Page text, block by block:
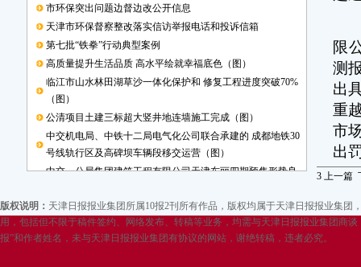
市环保突出问题边督边改公开信息
天津市环保督察整改落实信访举报电话和投诉信箱
第七批“铁拳”行动典型案例
高质量提升生活品质 高水平绘就幸福底色（图）
临江市山水林田湖草沙一体化保护和 修复工程进度突破70%
（图）
公清项目土建三标超大竖井地连墙施工完成（图）
中交机电局、中铁十二局电气化公司联合承建的 成都地铁30
号线轨行区及高碑坝车辆段移交运营（图）
中交一公局集团建筑工程有限公司天津东丽四期预售形势良
敬告用户
限
测
出
重
市
出
此
有
责
3 上一篇
版权说明： 天津日报报业集团所属10报2刊所有作品，版权均属于天津日报报业集
用，包括但不限于稿件签约、网络发布、转稿等业务，均需与天津日报报业集团商
报”和作者姓名，未与天津日报报业集团有协议的网站，谢绝转稿，违者必究。